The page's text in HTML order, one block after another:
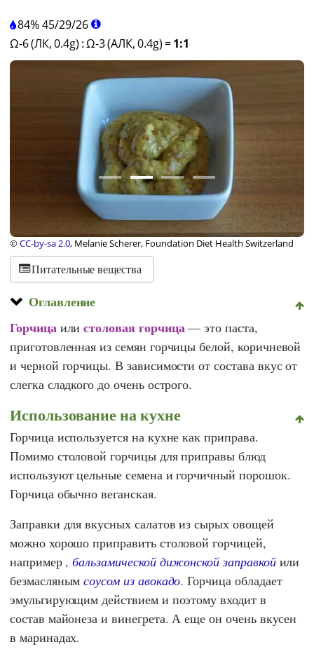
84%45/29/26
Ω-6 (ЛК, 0.4g) :Ω-3 (АЛК, 0.4g) =1:1
©CC-by-sa 2.0, Melanie Scherer, Foundation Diet Health Switzerland
Питательные вещества
Оглавление
Горчица илистоловая горчица— это паста,
приготовленная из семян горчицы белой, коричневой
и черной горчицы. В зависимости от состава вкус от
слегка сладкого до очень острого.
Использование на кухне
Горчица используется на кухне как приправа.
Помимо столовой горчицы для приправы блюд
используют цельные семена и горчичный порошок.
Горчица обычно веганская.
Заправки для вкусных салатов из сырых овощей
можно хорошо приправить столовой горчицей,
например , бальзамической дижонской заправкойили
безмаслянымсоусом из авокадо. Горчица обладает
эмульгирующим действием и поэтому входит в
состав майонеза и винегрета. А еще он очень вкусен
в маринадах.